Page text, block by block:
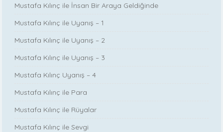
Mustafa Kılınç ile İnsan Bir Araya Geldiğinde
Mustafa Kılınç ile Uyanış – 1
Mustafa Kılınç ile Uyanış – 2
Mustafa Kılınç ile Uyanış – 3
Mustafa Kılınç Uyanış – 4
Mustafa Kılınç ile Para
Mustafa Kılınç ile Rüyalar
Mustafa Kılınç ile Sevgi